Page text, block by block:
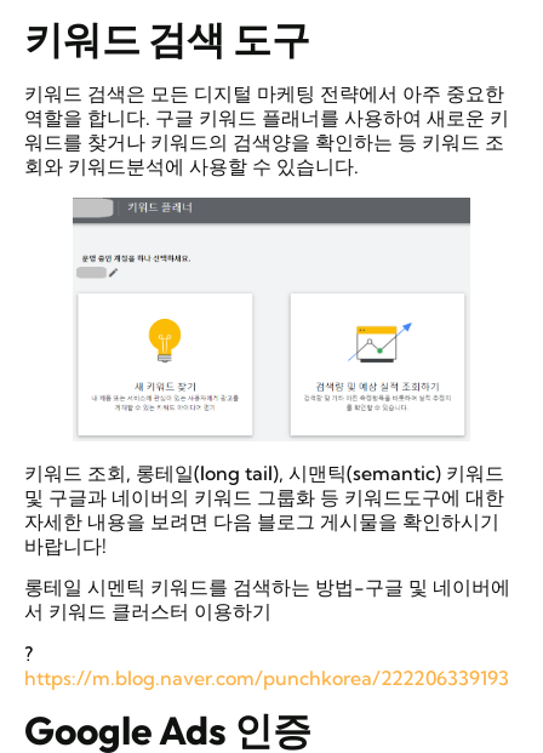
키워드 검색 도구
키워드 검색은 모든 디지털 마케팅 전략에서 아주 중요한
역할을 합니다. 구글 키워드 플래너를 사용하여 새로운 키
워드를 찾거나 키워드의 검색양을 확인하는 등 키워드 조
회와 키워드분석에 사용할 수 있습니다.
키워드 조회, 롱테일(long tail), 시맨틱(semantic) 키워드
및 구글과 네이버의 키워드 그룹화 등 키워드도구에 대한
자세한 내용을 보려면 다음 블로그 게시물을 확인하시기
바랍니다!
롱테일 시멘틱 키워드를 검색하는 방법-구글 및 네이버에
서 키워드 클러스터 이용하기
?
https://m.blog.naver.com/punchkorea/222206339193
Google Ads 인증